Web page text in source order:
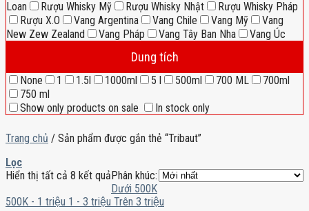
Loan Rượu Whisky Mỹ Rượu Whisky Nhật
Rượu Whisky Pháp
Rượu X.O
Vang Argentina Vang Chile Vang Mỹ
Vang
New Zew Zealand
Vang Pháp Vang Tây Ban Nha Vang Úc
Dung tích
None 1 1.5l 1000ml 5 l 500ml 700 ML
700ml
750 ml
Show only products on sale
In stock only
Trang chủ / Sản phẩm được gắn thẻ “Tribaut”
Lọc
Hiển thị tất cả 8 kết quảPhân khúc:
Dưới 500K
500K - 1 triệu 1 - 3 triệu Trên 3 triệu